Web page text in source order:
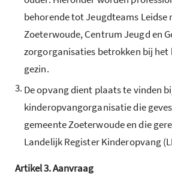
behorende tot Jeugdteams Leidse
Zoeterwoude, Centrum Jeugd en
zorgorganisaties betrokken bij het
gezin.
3. De opvang dient plaats te vinden
kinderopvangorganisatie die
gemeente Zoeterwoude en die
Landelijk Register Kinderopvang
Artikel3.Aanvraag